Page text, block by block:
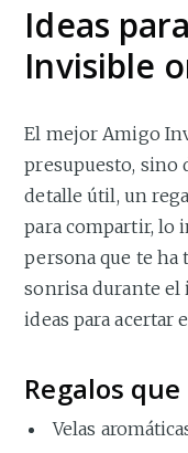
Ideas
Invisible
El mejor Amigo
presupuesto, sino
detalle útil, un
para compartir, lo
persona que te ha
sonrisa durante el
ideas para acertar
Regalos
Velas